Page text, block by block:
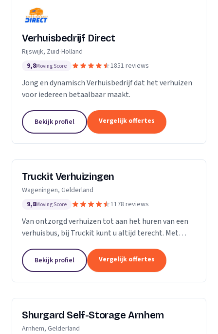
Verhuisbedrijf Direct
Rijswijk, Zuid-Holland
9,8Moving Score 1851 reviews
Jong en dynamisch Verhuisbedrijf dat het verhuizen
voor iedereen betaalbaar maakt.
Bekijk profiel Vergelijk offertes
Truckit Verhuizingen
Wageningen, Gelderland
9,8Moving Score 1178 reviews
Van ontzorgd verhuizen tot aan het huren van een
verhuisbus, bij Truckit kunt u altijd terecht. Met
klanten geholpen door heel Nederland.
Bekijk profiel Vergelijk offertes
Shurgard Self-Storage Arnhem
Arnhem, Gelderland